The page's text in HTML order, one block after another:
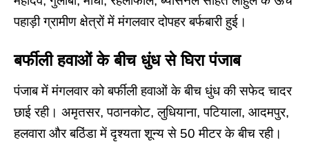
पहाड़ी ग्रामीण क्षेत्रों में मंगलवार दोपहर बर्फबारी हुई।
बर्फीली हवाओं के बीच धुंध से घिरा पंजाब
पंजाब में मंगलवार को बर्फीली हवाओं के बीच धुंध की सफेद चादर
छाई रही। अमृतसर, पठानकोट, लुधियाना, पटियाला, आदमपुर,
हलवारा और बठिंडा में दृश्यता शून्य से 50 मीटर के बीच रही।